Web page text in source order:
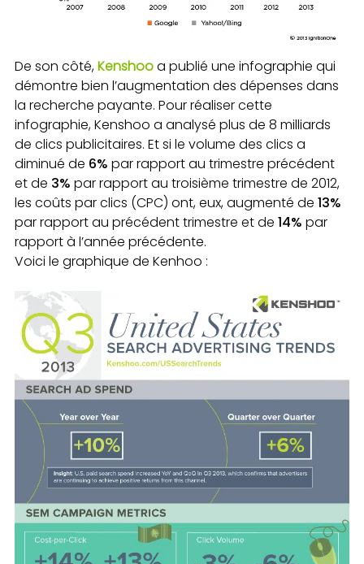
De son côté,Kenshooa publié une infographie qui
démontre bien l’augmentation des dépenses dans
la recherche payante. Pour réaliser cette
infographie, Kenshoo a analysé plus de 8 milliards
de clics publicitaires. Et si le volume des clics a
diminué de 6% par rapport au trimestre précédent
et de 3% par rapport au troisième trimestre de 2012,
les coûts par clics (CPC) ont, eux, augmenté de 13%
par rapport au précédent trimestre et de 14% par
rapport à l’année précédente.
Voici le graphique de Kenhoo :